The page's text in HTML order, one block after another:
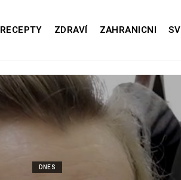
RECEPTY ZDRAVÍ ZAHRANICNI
DNES